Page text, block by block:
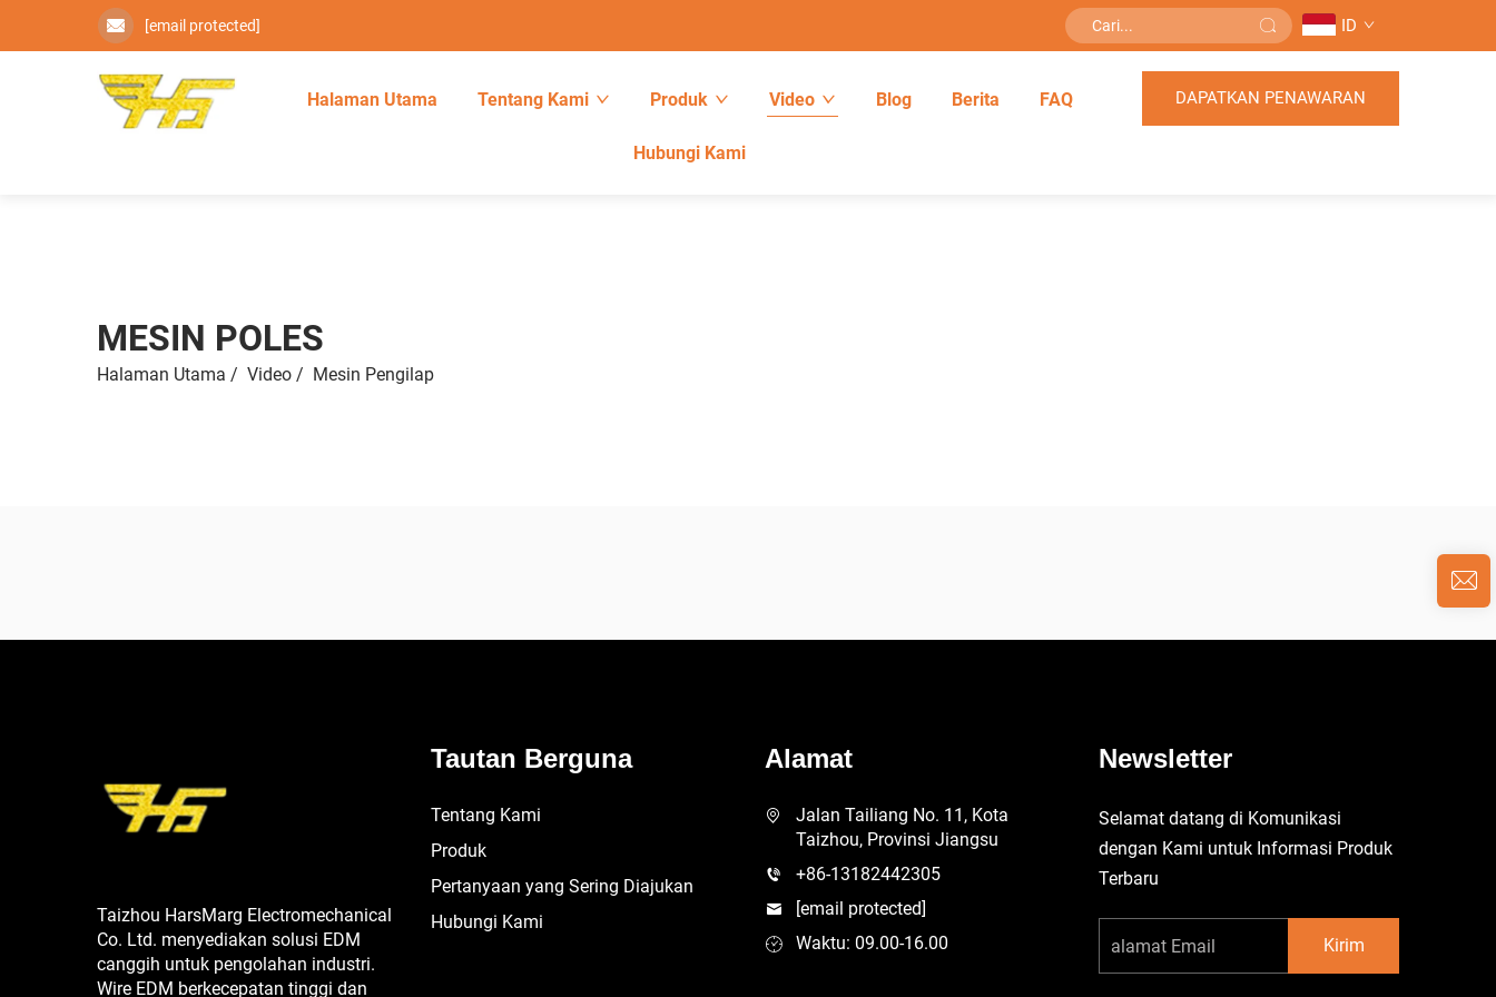
[email protected] ID
Halaman Utama Tentang Kami Produk Video Blog Berita FAQ
Hubungi Kami
DAPATKAN PENAWARAN
MESIN POLES
Halaman Utama / Video / Mesin Pengilap
Taizhou HarsMarg Electromechanical
Co. Ltd. menyediakan solusi EDM
canggih untuk pengolahan industri.
Wire EDM berkecepatan tinggi dan
Tautan Berguna
Tentang Kami
Produk
Pertanyaan yang Sering Diajukan
Hubungi Kami
Alamat
Jalan Tailiang No. 11, Kota
Taizhou, Provinsi Jiangsu
+86-13182442305
[email protected]
Waktu: 09.00-16.00
Newsletter
Selamat datang di Komunikasi
dengan Kami untuk Informasi Produk
Terbaru
Kirim